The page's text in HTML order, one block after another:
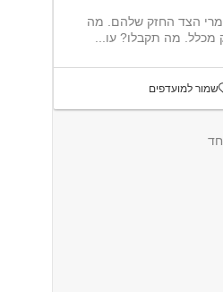
המשרה מתאימה לאנשים שאוהבים לעבוד בצוות ושתקשורת היא לגמרי הצד החזק שלהם. מה
מה תקבלו? עו...
שמור למועדפים